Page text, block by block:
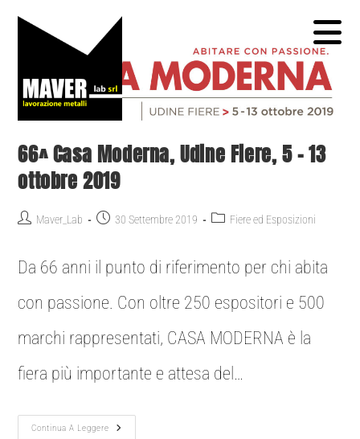
66^ Casa Moderna, Udine Fiere, 5 – 13
ottobre 2019
Maver_Lab 30 Settembre 2019 Fiere ed Esposizioni
Da 66 anni il punto di riferimento per chi abita
con passione. Con oltre 250 espositori e 500
marchi rappresentati, CASA MODERNA è la
fiera più importante e attesa del…
Continua A Leggere